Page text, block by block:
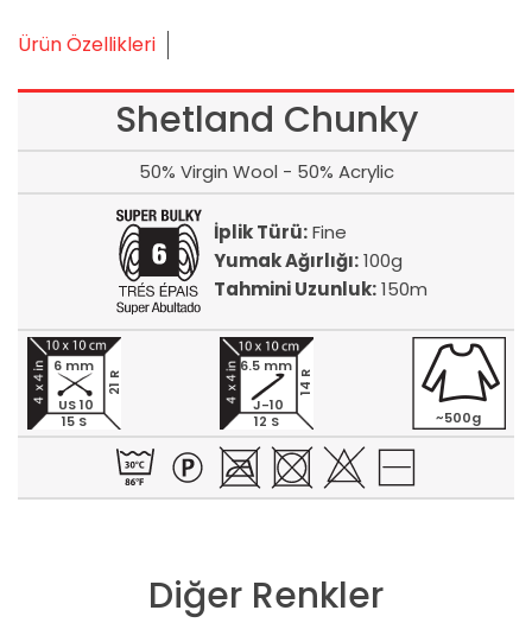
Ürün Özellikleri
Shetland Chunky
50% Virgin Wool - 50% Acrylic
İplik Türü:Fine
Yumak Ağırlığı:100g
Tahmini Uzunluk:150m
15 S
21 R
6 mm
US 10
12 S
14 R
6.5 mm
J-10
~500g
Diğer Renkler